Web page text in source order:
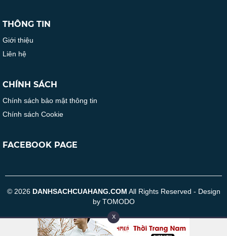
THÔNG TIN
Giới thiệu
Liên hệ
CHÍNH SÁCH
Chính sách bảo mật thông tin
Chính sách Cookie
FACEBOOK PAGE
© 2026 DANHSACHCUAHANG.COM All Rights Reserved - Design
by TOMODO
X